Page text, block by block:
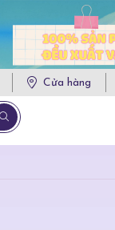
Cửa hàng